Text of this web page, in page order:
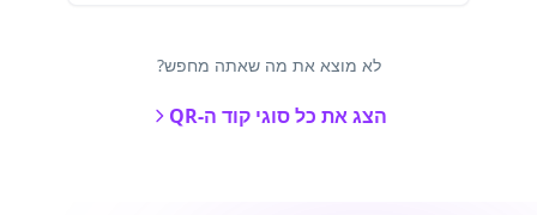
לא מוצא את מה שאתה מחפש?
הצג את כל סוגי קוד ה-QR